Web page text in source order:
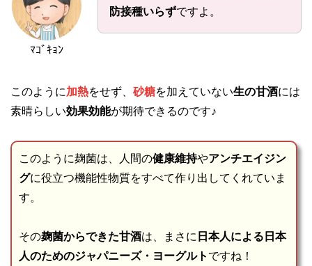
ﾏｺﾞｷｮﾝ
防接種いらずですよ。
このように加熱をせず、 砂糖を加えていない生の甘酒には
素晴らしい効果効能が期待できるのです♪
このように麹菌は、人間の健康維持やアンチエイジン
グに役立つ機能性物質をすべて作り出してくれていま
す。
その麹菌からできた甘酒は、まさに 日本人による日本
人のためのジャパニーズ・ヨーグルト ですね！